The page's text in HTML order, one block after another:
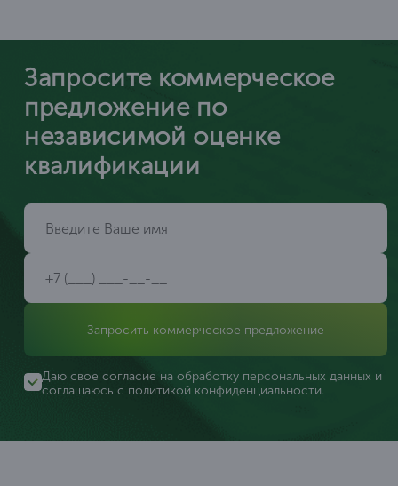
Запросите коммерческое
предложение по
независимой оценке
квалификации
Запросить коммерческое предложение
Даю свое согласие на обработку персональных данных и
соглашаюсь с политикой конфиденциальности.